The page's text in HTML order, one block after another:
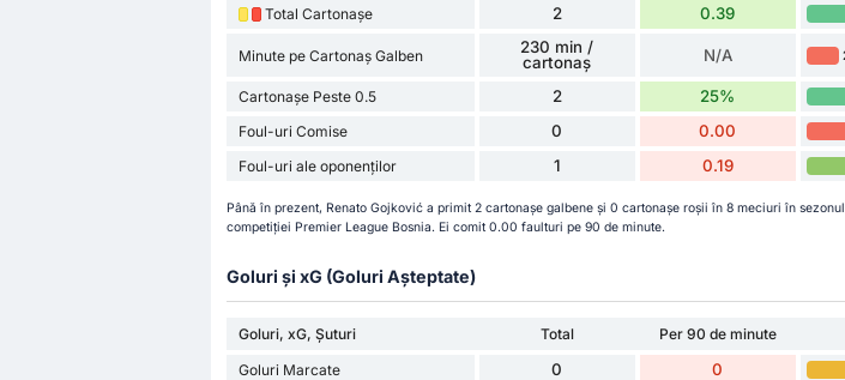
Total Cartonașe 2 0.39
Minute pe Cartonaș Galben
230 min /
cartonaș
N/A
Cartonașe Peste 0.5 2 25%
Foul-uri Comise 0 0.00
Foul-uri ale oponenților 1 0.19
Până în prezent, Renato Gojković a primit 2 cartonașe galbene și 0 cartonașe roșii în 8 meciuri în
competiției Premier League Bosnia. Ei comit 0.00 faulturi pe 90 de minute.
Goluri și xG (Goluri Așteptate)
Goluri, xG, Șuturi Total Per 90 de minute
Goluri Marcate
0 0